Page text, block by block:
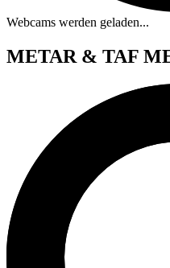
Webcams werden geladen...
METAR & TAF